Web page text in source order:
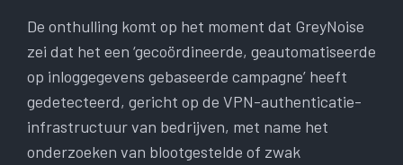
De onthulling komt op het moment dat GreyNoise
zei dat het een ‘gecoördineerde, geautomatiseerde
op inloggegevens gebaseerde campagne’ heeft
gedetecteerd, gericht op de VPN-authenticatie-
infrastructuur van bedrijven, met name het
onderzoeken van blootgestelde of zwak